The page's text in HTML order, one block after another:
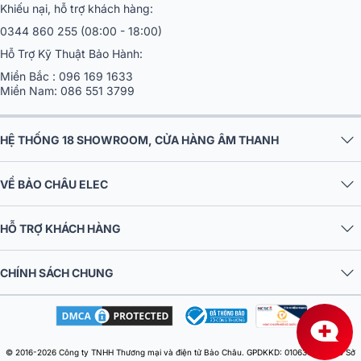
Loa sub JBL A120
Loa JBL STAGE A120P SUB với thiết kế nhỏ nhắn, đơn giản nhưng
không kém phần sang trọng, kết hợp với vẻ đẹp riêng và đậm cá
tính của JBL đã dễ dàng chinh phục mọi đối tượng khách hàng.
Hoạt động mức công suất ổn định cao 250W/500W. Củ loa woofer
có đường kính 30cm thực sự giúp âm trầm trở nên mềm mại và ấm
Khiếu nại, hỗ trợ khách hàng:
0344 860 255 (08:00 - 18:00)
Hỗ Trợ Kỹ Thuật Bảo Hành:
Miền Bắc : 096 169 1633
Miền Nam: 086 551 3799
HỆ THỐNG 18 SHOWROOM, CỬA HÀNG ÂM THANH
VỀ BẢO CHÂU ELEC
HỖ TRỢ KHÁCH HÀNG
CHÍNH SÁCH CHUNG
© 2016-2026 Công ty TNHH Thương mại và điện tử Bảo Châu. GPDKKD: 0106303879 do Sở